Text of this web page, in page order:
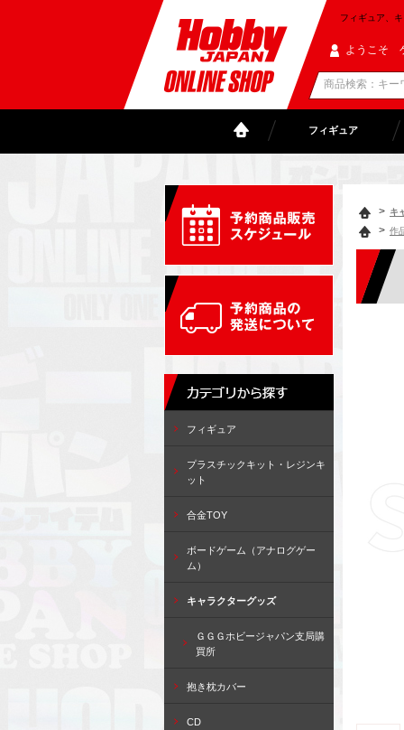
フィギュア、
ようこそ
フィギュア
> キ
> 作
フィギュア
プラスチックキット・レジンキ
ット
合金TOY
ボードゲーム（アナログゲー
ム）
キャラクターグッズ
ＧＧＧホビージャパン支局購
買所
抱き枕カバー
CD